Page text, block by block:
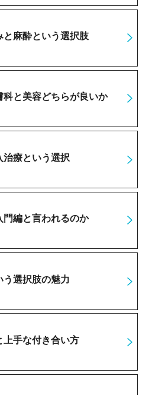
と麻酔という選択肢
科と美容どちらが良いか
治療という選択
編と言われるのか
う選択肢の魅力
上手な付き合い方